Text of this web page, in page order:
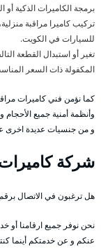
برمجة الكاميرات الذكية أو
تركيب كاميرا مراقبة
للسيارات في الكويت.
تغير أو استبدال القطعة
المكفولة ذات السعر
كما نؤمن فني كاميرات
وأنظمة أمنية جميع
و من جنسيات عديدة اخرى
شركة
هل ترغبون في الاتصال
نحن نوفر جميع ارقامنا أو
عنكم و عن خدمتكم أينما